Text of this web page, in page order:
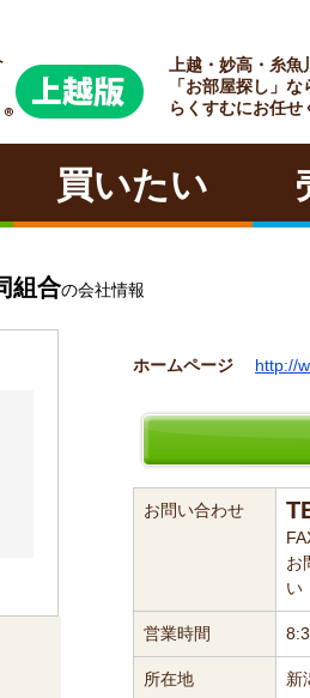
ラクチン
上越・妙高・糸魚
「お部屋探し」な
らくすむにお任せ
買いたい
組合の会社情報
ホームページ http://
お問い合わせ
お
い
営業時間
所在地 新